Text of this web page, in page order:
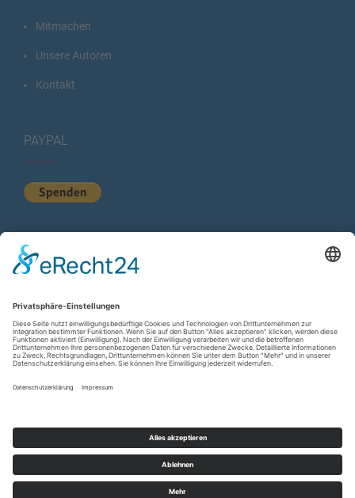
Mitmachen
Unsere Autoren
Kontakt
PAYPAL
KURZSTATISTIK
Total Views:617.133
Besucher gesamt:226.734
Gesamt Beiträge:1.222
Copyright © 2026wir-hn.de – wirland.eu. All rights reserved.